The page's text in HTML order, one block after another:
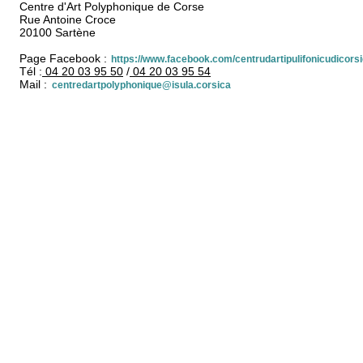
Centre d'Art Polyphonique de Corse
Rue Antoine Croce
20100 Sartène
Page Facebook : https://www.facebook.com/
Tél : 04 20 03 95 50 / 04 20 03 95 54
Mail : centredartpolyphonique@isula.corsica